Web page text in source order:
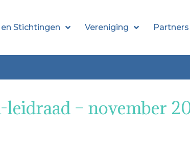
Stichtingen Vereniging Partners
– november